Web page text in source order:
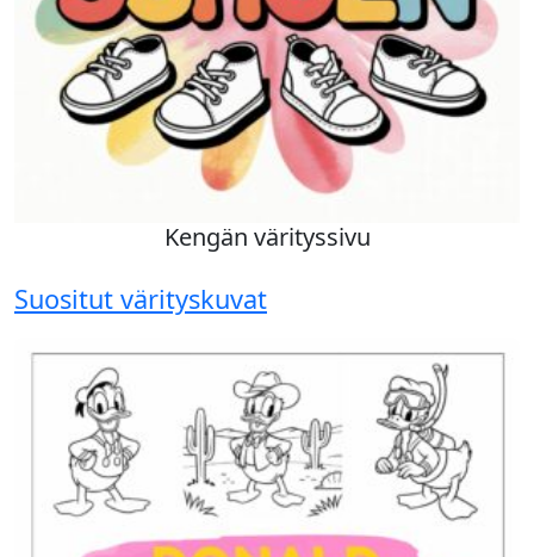
Kengän värityssivu
Suositut värityskuvat